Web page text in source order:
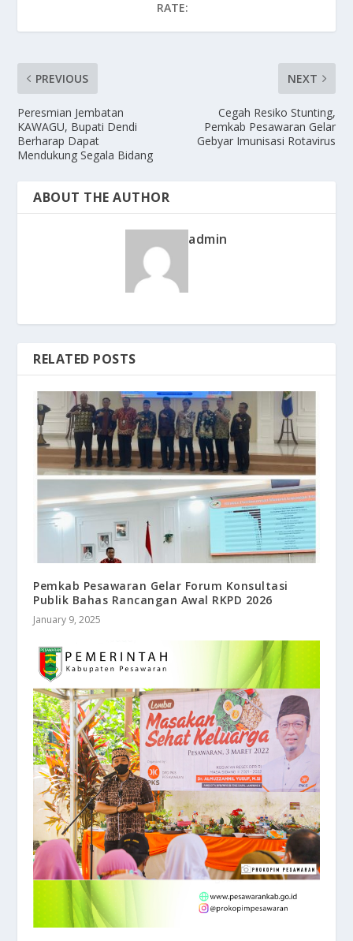
RATE:
PREVIOUS
Peresmian Jembatan
KAWAGU, Bupati Dendi
Berharap Dapat
Mendukung Segala Bidang
NEXT
Cegah Resiko Stunting,
Pemkab Pesawaran Gelar
Gebyar Imunisasi Rotavirus
ABOUT THE AUTHOR
admin
RELATED POSTS
Pemkab Pesawaran Gelar Forum Konsultasi
Publik Bahas Rancangan Awal RKPD 2026
January 9, 2025